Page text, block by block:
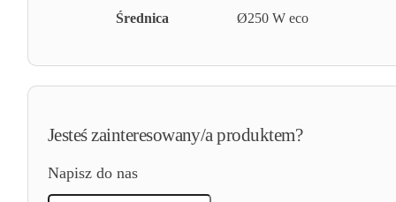
Średnica Ø250 W eco
Jesteś zainteresowany/a produktem?
Napisz do nas